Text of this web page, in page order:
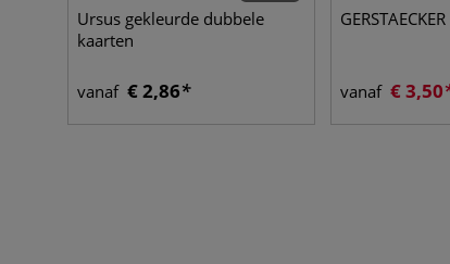
Ursus gekleurde dubbele
kaarten
vanaf € 2,86 vanaf € 3,50